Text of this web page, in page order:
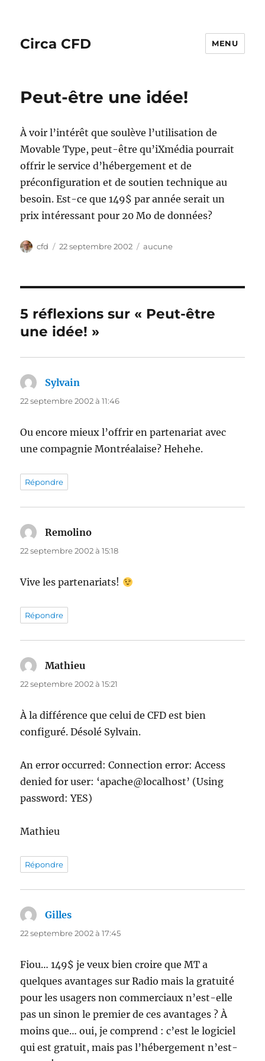
Circa CFD MENU
Peut-être une idée!
À voir l’intérêt que soulève l’utilisation de
Movable Type, peut-être qu’iXmédia pourrait
offrir le service d’hébergement et de
préconfiguration et de soutien technique au
besoin. Est-ce que 149$ par année serait un
prix intéressant pour 20 Mo de données?
Auteur
cfd
Publié
22 septembre 2002 Catégories
aucune
5 réflexions sur « Peut-être
une idée! »
Sylvain
22 septembre 2002 à 11:46
Ou encore mieux l’offrir en partenariat avec
une compagnie Montréalaise? Hehehe.
Répondre
Remolino
22 septembre 2002 à 15:18
Vive les partenariats!
Répondre
Mathieu
22 septembre 2002 à 15:21
À la différence que celui de CFD est bien
configuré. Désolé Sylvain.
An error occurred: Connection error: Access
denied for user: ‘apache@localhost’ (Using
password: YES)
Mathieu
Répondre
Gilles
22 septembre 2002 à 17:45
Fiou… 149$ je veux bien croire que MT a
quelques avantages sur Radio mais la gratuité
pour les usagers non commerciaux n’est-elle
pas un sinon le premier de ces avantages ? À
moins que… oui, je comprend : c’est le logiciel
qui est gratuit, mais pas l’hébergement n’est-